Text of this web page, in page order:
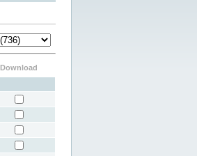
Download